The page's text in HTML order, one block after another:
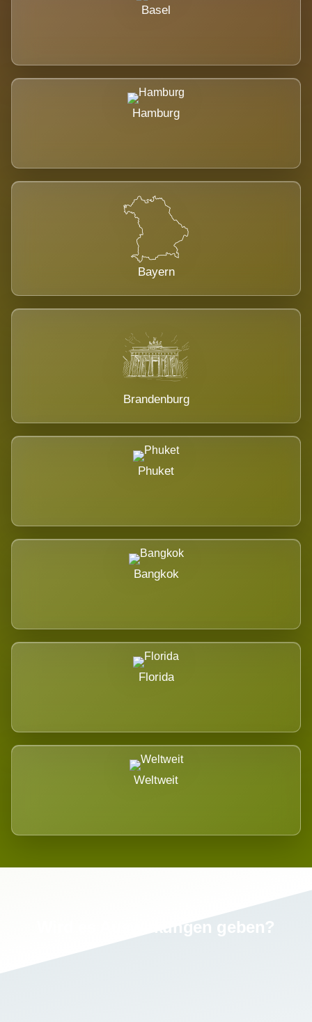
Basel
Hamburg
Bayern
Brandenburg
Phuket
Bangkok
Florida
Weltweit
Wird es Auswirkungen geben?